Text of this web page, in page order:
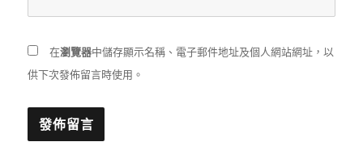
在瀏覽器中儲存顯示名稱、電子郵件地址及個人網站網址，以
供下次發佈留言時使用。